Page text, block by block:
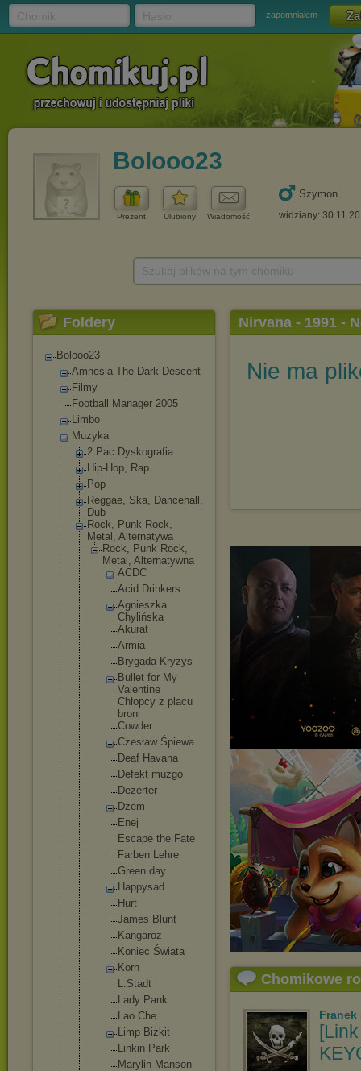
zapomniałem
Bolooo23
Prezent Ulubiony Wiadomość
Szymon
widziany:
Foldery
Bolooo23
Amnesia The Dark Descent
Filmy
Football Manager 2005
Limbo
Muzyka
2 Pac Dyskografia
Hip-Hop, Rap
Pop
Reggae, Ska, Dancehall,
Dub
Rock, Punk Rock,
Metal, Alternatywa
Rock, Punk Rock,
Metal, Alternatywna
ACDC
Acid Drinkers
Agnieszka
Chylińska
Akurat
Armia
Brygada Kryzys
Bullet for My
Valentine
Chłopcy z placu
broni
Cowder
Czesław Śpiewa
Deaf Havana
Defekt muzgó
Dezerter
Dżem
Enej
Escape the Fate
Farben Lehre
Green day
Happysad
Hurt
James Blunt
Kangaroz
Koniec Świata
Korn
L.Stadt
Lady Pank
Lao Che
Limp Bizkit
Linkin Park
Marylin Manson
Nirvana - 1991 -
Nie ma
Chomikowe
Franek